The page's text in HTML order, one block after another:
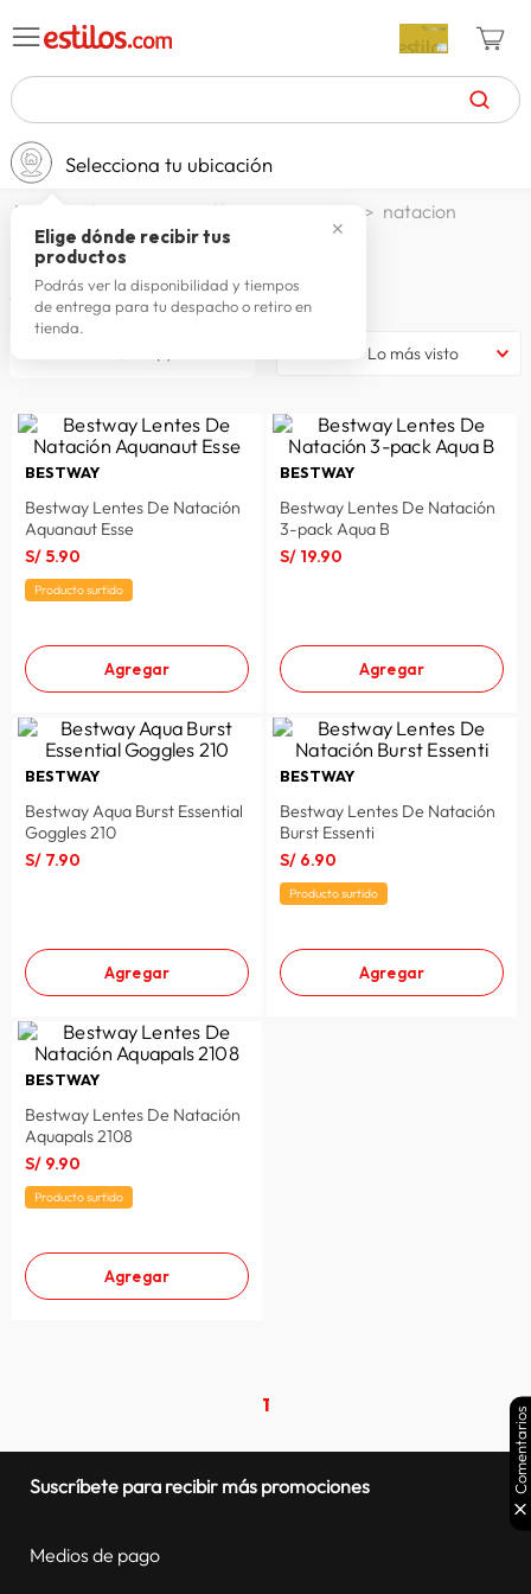
TÉRMINOS MÁS BUSCADOS
1.
2. celulares
3. zapatillas hombre
4. moda
7 . terrex
8. laptop
9. spiderman
10. lavadora
Selecciona tu ubicación
✕
Elige dónde recibir tus
productos
Podrás ver la disponibilidad y tiempos
de entrega para tu despacho o retiro en
tienda.
deportes y aire libre natacion
NATACION
5 productos
Lo más visto
BESTWAY
Bestway Lentes De Natación
Aquanaut Esse
S/ 5.90
Producto surtido
Agregar
BESTWAY
Bestway Lentes De Natación
3-pack Aqua B
S/ 19.90
Agregar
BESTWAY
Bestway Aqua Burst Essential
Goggles 210
S/ 7.90
Agregar
BESTWAY
Bestway Lentes De Natación
Burst Essenti
S/ 6.90
Producto surtido
Agregar
BESTWAY
Bestway Lentes De Natación
Aquapals 2108
S/ 9.90
Producto surtido
Agregar
1
Suscríbete para recibir más promociones
Medios de pago
Comentarios